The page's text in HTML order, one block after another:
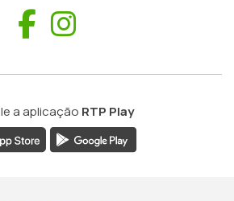
Facebook
a aplicação RTP Play